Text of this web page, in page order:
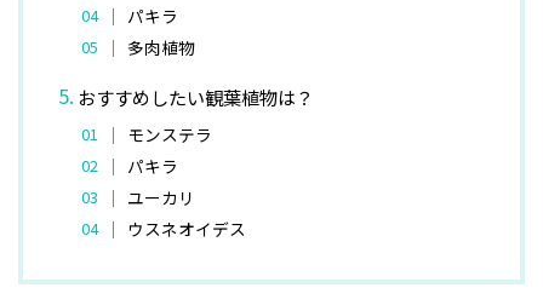
パキラ
多肉植物
おすすめしたい観葉植物は？
モンステラ
パキラ
ユーカリ
ウスネオイデス